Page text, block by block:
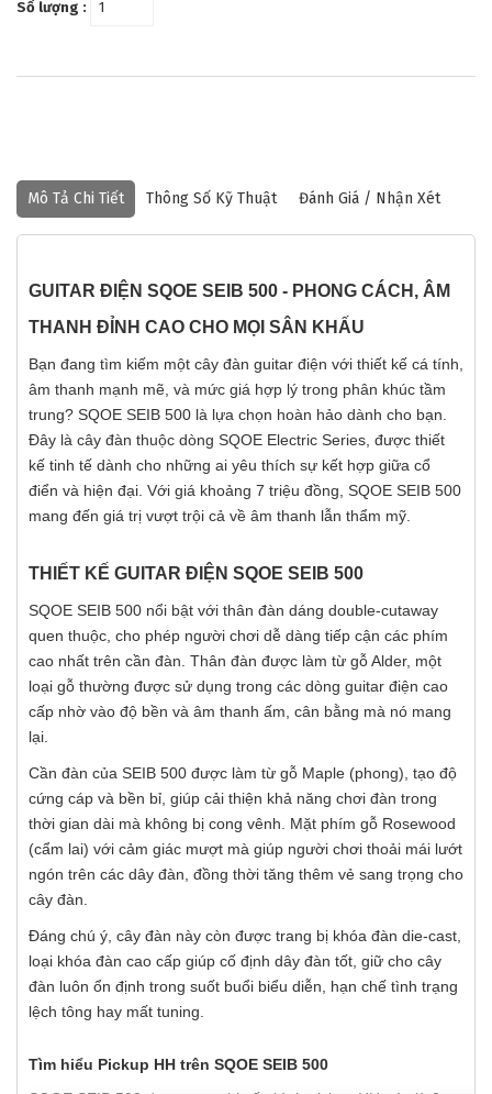
Số lượng :
Mô Tả Chi Tiết Thông Số Kỹ Thuật Đánh Giá / Nhận Xét
GUITAR ĐIỆN SQOE SEIB 500 - PHONG CÁCH, ÂM
THANH ĐỈNH CAO CHO MỌI SÂN KHẤU
Bạn đang tìm kiếm một cây đàn guitar điện với thiết kế cá tính,
âm thanh mạnh mẽ, và mức giá hợp lý trong phân khúc tầm
trung? SQOE SEIB 500 là lựa chọn hoàn hảo dành cho bạn.
Đây là cây đàn thuộc dòng SQOE Electric Series, được thiết
kế tinh tế dành cho những ai yêu thích sự kết hợp giữa cổ
điển và hiện đại. Với giá khoảng 7 triệu đồng, SQOE SEIB 500
mang đến giá trị vượt trội cả về âm thanh lẫn thẩm mỹ.
THIẾT KẾ GUITAR ĐIỆN SQOE SEIB 500
SQOE SEIB 500 nổi bật với thân đàn dáng double-cutaway
quen thuộc, cho phép người chơi dễ dàng tiếp cận các phím
cao nhất trên cần đàn. Thân đàn được làm từ gỗ Alder, một
loại gỗ thường được sử dụng trong các dòng guitar điện cao
cấp nhờ vào độ bền và âm thanh ấm, cân bằng mà nó mang
lại.
Cần đàn của SEIB 500 được làm từ gỗ Maple (phong), tạo độ
cứng cáp và bền bỉ, giúp cải thiện khả năng chơi đàn trong
thời gian dài mà không bị cong vênh. Mặt phím gỗ Rosewood
(cẩm lai) với cảm giác mượt mà giúp người chơi thoải mái lướt
ngón trên các dây đàn, đồng thời tăng thêm vẻ sang trọng cho
cây đàn.
Đáng chú ý, cây đàn này còn được trang bị khóa đàn die-cast,
loại khóa đàn cao cấp giúp cố định dây đàn tốt, giữ cho cây
đàn luôn ổn định trong suốt buổi biểu diễn, hạn chế tình trạng
lệch tông hay mất tuning.
Tìm hiểu Pickup HH trên SQOE SEIB 500